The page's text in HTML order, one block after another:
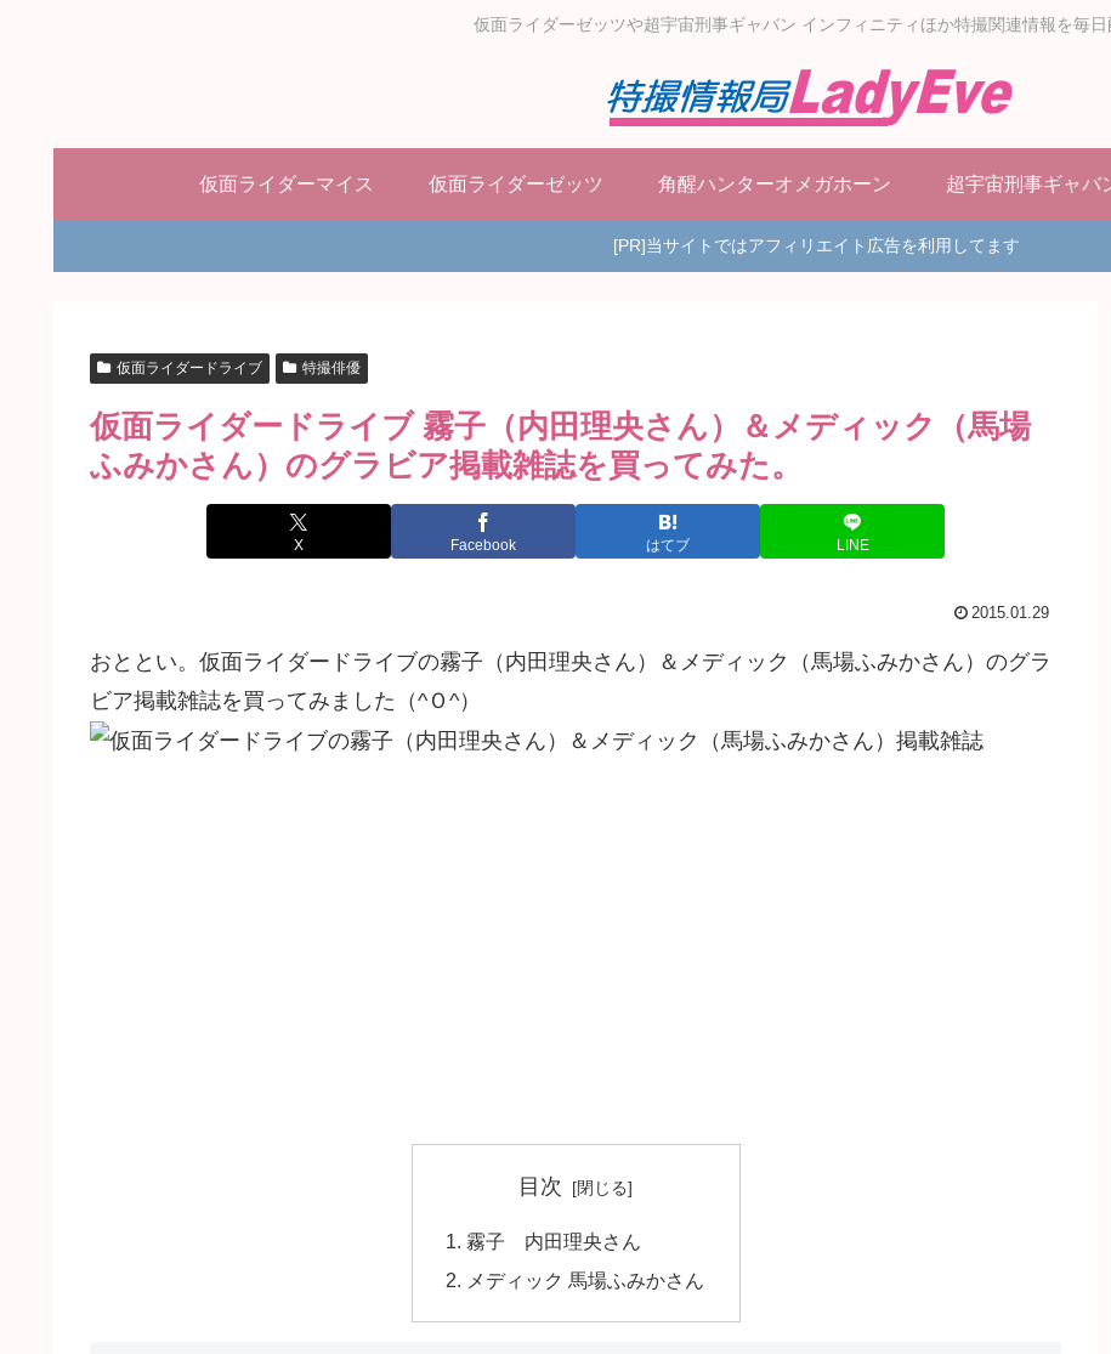
仮面ライダーゼッツや超宇宙刑事ギャバン インフィニティほか特撮関連情報を毎日
仮面ライダーマイス 仮面ライダーゼッツ 角醒ハンターオメガホーン 超宇宙刑事ギャバ
[PR]当サイトではアフィリエイト広告を利用してます
仮面ライダードライブ 特撮俳優
仮面ライダードライブ 霧子（内田理央さん）＆メディック（馬場
ふみかさん）のグラビア掲載雑誌を買ってみた。
X Facebook はてブ LINE
2015.01.29
おととい。仮面ライダードライブの霧子（内田理央さん）＆メディック（馬場ふみかさん）のグラ
ビア掲載雑誌を買ってみました（^Ｏ^）
目次
霧子 内田理央さん
メディック 馬場ふみかさん